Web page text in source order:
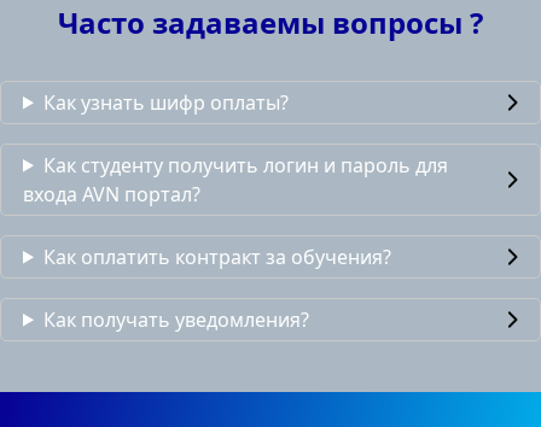
Часто задаваемы вопросы ?
Как узнать шифр оплаты?
Как студенту получить логин и пароль для
входа AVN портал?
Как оплатить контракт за обучения?
Как получать уведомления?